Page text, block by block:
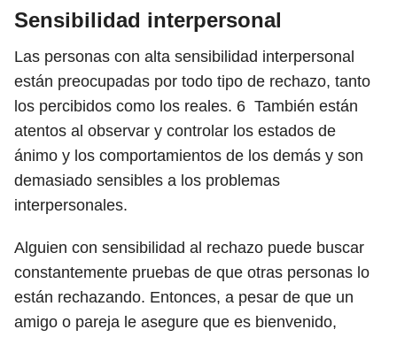
Sensibilidad interpersonal
Las personas con alta sensibilidad interpersonal
están preocupadas por todo tipo de rechazo, tanto
los percibidos como los reales. 6 También están
atentos al observar y controlar los estados de
ánimo y los comportamientos de los demás y son
demasiado sensibles a los problemas
interpersonales.
Alguien con sensibilidad al rechazo puede buscar
constantemente pruebas de que otras personas lo
están rechazando. Entonces, a pesar de que un
amigo o pareja le asegure que es bienvenido,